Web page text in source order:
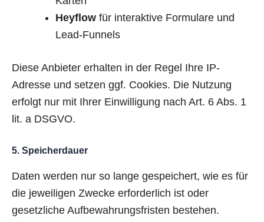
Heyflow für interaktive Formulare und
Lead-Funnels
Diese Anbieter erhalten in der Regel Ihre IP-
Adresse und setzen ggf. Cookies. Die Nutzung
erfolgt nur mit Ihrer Einwilligung nach Art. 6 Abs. 1
lit. a DSGVO.
5. Speicherdauer
Daten werden nur so lange gespeichert, wie es für
die jeweiligen Zwecke erforderlich ist oder
gesetzliche Aufbewahrungsfristen bestehen.